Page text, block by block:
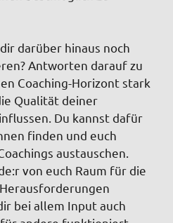
darüber hinaus noch
Antworten darauf zu
Coaching-Horizont stark
Qualität deiner
Du kannst dafür
finden und euch
austauschen.
von euch Raum für die
bei allem Input auch